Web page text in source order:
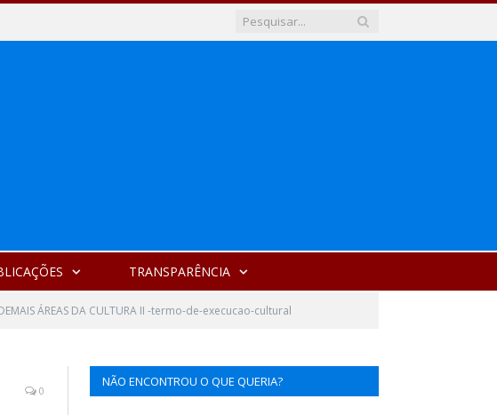
TRANSPARÊNCIA
ÁREAS DA CULTURA II -termo-de-execucao-cultural
0
NÃO ENCONTROU O QUE QUERIA?